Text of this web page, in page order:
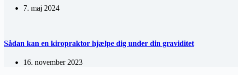
7. maj 2024
Sådan kan en kiropraktor hjælpe dig under din graviditet
16. november 2023